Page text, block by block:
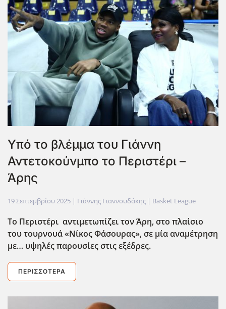
Υπό το βλέμμα του Γιάννη
Αντετοκούνμπο το Περιστέρι –
Άρης
19 Σεπτεμβρίου 2025 | Γιάννης Γιαννουδάκης | Basket League
Το Περιστέρι αντιμετωπίζει τον Άρη, στο πλαίσιο
του τουρνουά «Νίκος Φάσουρας», σε μία αναμέτρηση
με… υψηλές παρουσίες στις εξέδρες.
ΠΕΡΙΣΣΌΤΕΡΑ